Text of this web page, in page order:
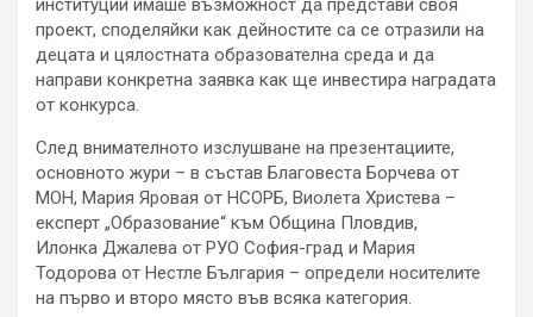
институции имаше възможност да представи своя
проект, споделяйки как дейностите са се отразили на
децата и цялостната образователна среда и да
направи конкретна заявка как ще инвестира наградата
от конкурса.
След внимателното изслушване на презентациите,
основното жури – в състав Благовеста Борчева от
МОН, Мария Яровая от НСОРБ, Виолета Христева –
експерт „Образование“ към Община Пловдив,
Илонка Джалева от РУО София-град и Мария
Тодорова от Нестле България – определи носителите
на първо и второ място във всяка категория.